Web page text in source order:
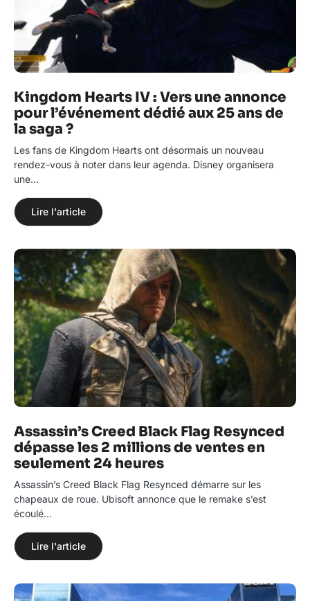
Kingdom Hearts IV : Vers une annonce
pour l’événement dédié aux 25 ans de
la saga ?
Les fans de Kingdom Hearts ont désormais un nouveau
rendez-vous à noter dans leur agenda. Disney organisera
une…
Lire l'article
Assassin’s Creed Black Flag Resynced
dépasse les 2 millions de ventes en
seulement 24 heures
Assassin’s Creed Black Flag Resynced démarre sur les
chapeaux de roue. Ubisoft annonce que le remake s’est
écoulé…
Lire l'article